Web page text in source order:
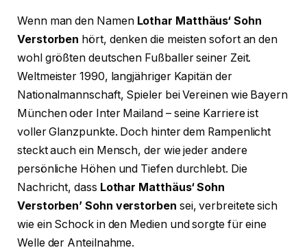
Wenn man den Namen Lothar Matthäus‘ Sohn
Verstorben hört, denken die meisten sofort an den
wohl größten deutschen Fußballer seiner Zeit.
Weltmeister 1990, langjähriger Kapitän der
Nationalmannschaft, Spieler bei Vereinen wie Bayern
München oder Inter Mailand – seine Karriere ist
voller Glanzpunkte. Doch hinter dem Rampenlicht
steckt auch ein Mensch, der wie jeder andere
persönliche Höhen und Tiefen durchlebt. Die
Nachricht, dass Lothar Matthäus‘ Sohn
Verstorben’ Sohn verstorben sei, verbreitete sich
wie ein Schock in den Medien und sorgte für eine
Welle der Anteilnahme.